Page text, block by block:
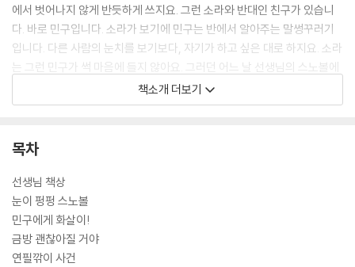
에서 벗어나지 않게 반듯하게 쓰지요. 그런 소라와 반대인 친구가 있습니
다. 바로 민구입니다. 소라가 보기에 민구는 반에서 알아주는 말썽꾸러기
입니다. 다른 사람의 눈치를 보기보다, 자기가 하고 싶은 대로 하지요. 소라
는 그런 민구가 썩 마음에 들지 않아요. 그러던 어느 날 선생님의 스노볼에
금이 가는 사건이 발생합니다. 소라는 사건의 범인을 알고 있습니다. 그러
나 완벽하고 싶은 소라는 억울하게 범인으로 몰리는 민구를 보고도 솔직하
해 다른 사람의 시선이 아니라, 자기에게 떳떳한 사람이 되는 것의 중요성
책소개 더보기
목차
선생님 책상
눈이 펑펑 스노볼
민구에게 화살이!
금방 괜찮아질 거야
연필깎이 사건